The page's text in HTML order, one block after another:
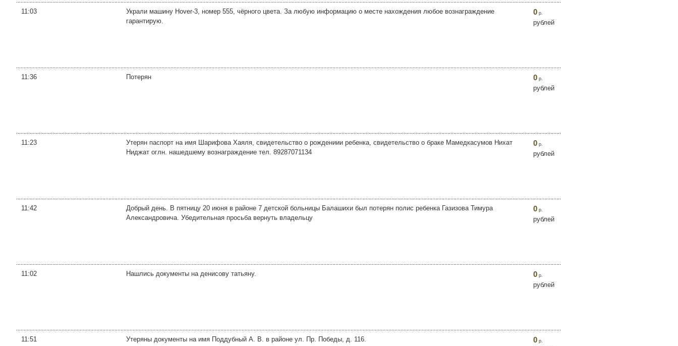
11:03
Украли машину Hover-3, номер 555, чёрного цвета. За любую информацию о месте нахождения любое вознаграждение
гарантирую.
0 р.
рублей
11:36 Потерян 0 р.
рублей
11:23
Утерян паспорт на имя Шарифова Хаяля, свидетельство о рождениии ребенка, свидетельство о браке Мамедкасумов Нихат
Ниджат оглн. нашедшему вознаграждение тел. 89287071134
0 р.
рублей
11:42
Добрый день. В пятницу 20 июня в районе 7 детской больницы Балашихи был потерян полис ребенка Газизова Тимура
Александровича. Убедительная просьба вернуть владельцу
0 р.
рублей
11:02 Нашлись документы на денисову татьяну. 0 р.
рублей
11:51 Утеряны документы на имя Поддубный А. В. в районе ул. Пр. Победы, д. 116. 0 р.